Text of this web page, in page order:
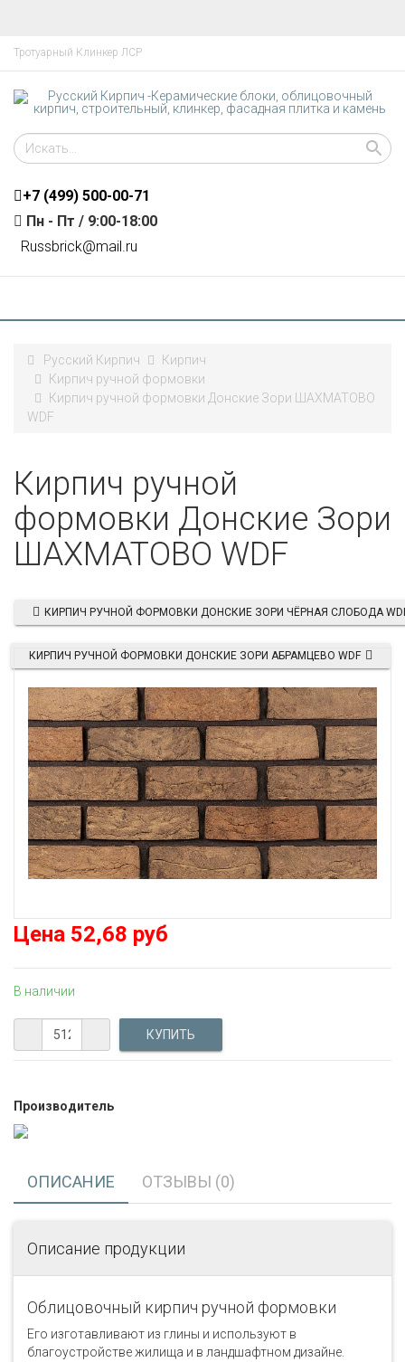
Тротуарный Клинкер ЛСР
+7 (499) 500-00-71
Пн - Пт / 9:00-18:00
Russbrick@mail.ru
Русский Кирпич
Кирпич
Кирпич ручной формовки
Кирпич ручной формовки Донские Зори ШАХМАТОВО
WDF
Кирпич ручной
формовки Донские Зори
ШАХМАТОВО WDF
КИРПИЧ РУЧНОЙ ФОРМОВКИ ДОНСКИЕ ЗОРИ ЧЁРНАЯ СЛОБОДА
КИРПИЧ РУЧНОЙ ФОРМОВКИ ДОНСКИЕ ЗОРИ АБРАМЦЕВО WDF
Цена 52,68 руб
В наличии
Производитель
ОПИСАНИЕ ОТЗЫВЫ (0)
Описание продукции
Облицовочный кирпич ручной формовки
Его изготавливают из глины и используют в
благоустройстве жилища и в ландшафтном дизайне.